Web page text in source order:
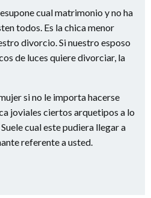
cual matrimonio y no ha
todos. Es la chica menor
divorcio. Si nuestro esposo
de luces quiere divorciar, la
si no le importa hacerse
joviales ciertos arquetipos a lo
cual este pudiera llegar a
referente a usted.